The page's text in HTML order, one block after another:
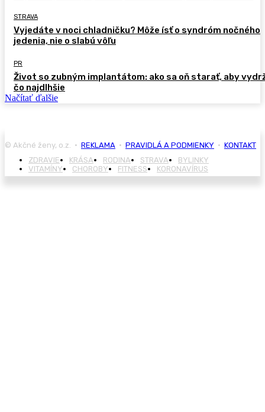
STRAVA
Vyjedáte v noci chladničku? Môže ísť o syndróm nočného
jedenia, nie o slabú vôľu
PR
Život so zubným implantátom: ako sa oň starať, aby
čo najdlhšie
Načítať ďalšie
© Akčné ženy, o.z. • REKLAMA • PRAVIDLÁ A PODMIENKY • KONTAKT
ZDRAVIE
KRÁSA RODINA STRAVA
BYLINKY
VITAMÍNY
CHOROBY FITNESS KORONAVÍRUS